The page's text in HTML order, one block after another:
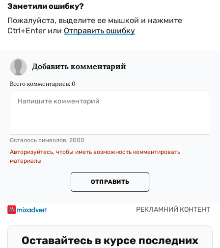
Заметили ошибку?
Пожалуйста, выделите ее мышкой и нажмите
Ctrl+Enter или Отправить ошибку
Добавить комментарий
Всего комментариев: 0
Осталось символов: 2000
Авторизуйтесь, чтобы иметь возможность комментировать
материалы
ОТПРАВИТЬ
Оставайтесь в курсе последних